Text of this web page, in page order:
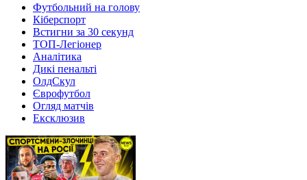
Футбольний на голову
Кіберспорт
Встигни за 30 секунд
ТОП-Легіонер
Аналітика
Дикі пенальті
ОлдСкул
Єврофутбол
Огляд матчів
Ексклюзив